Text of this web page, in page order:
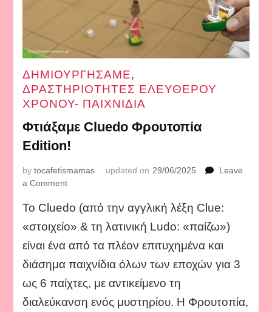
ΔΗΜΙΟΥΡΓΗΣΑΜΕ,
ΔΡΑΣΤΗΡΙΟΤΗΤΕΣ ΕΛΕΥΘΕΡΟΥ
ΧΡΟΝΟΥ- ΠΑΙΧΝΙΔΙΑ
Φτιάξαμε Cluedo Φρουτοπία
Edition!
bytocafetismamas updated on 29/06/2025
Leave
a Commenton
Cluedo
Φρουτοπία
Edition!
Το Cluedo (από την αγγλική λέξη Clue:
«στοιχείο» & τη λατινική Ludo: «παίζω»)
είναι ένα από τα πλέον επιτυχημένα και
διάσημα παιχνίδια όλων των εποχών για 3
ως 6 παίχτες, με αντικείμενο τη
διαλεύκανση ενός μυστηρίου. Η Φρουτοπία,